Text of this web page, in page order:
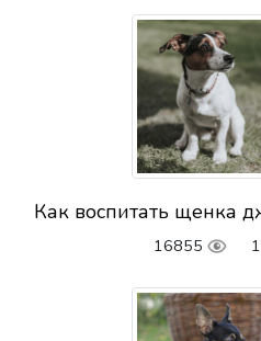
Как воспитать щенка
16855